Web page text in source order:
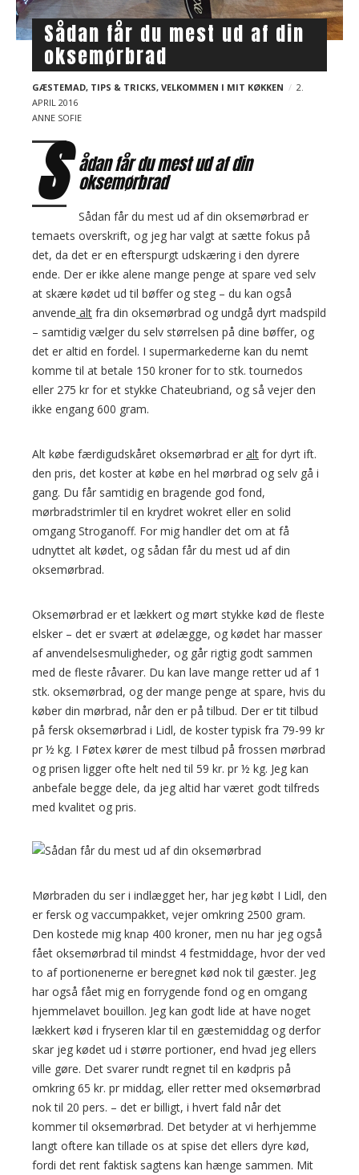
Sådan får du mest ud af din
oksemørbrad
GÆSTEMAD, TIPS & TRICKS, VELKOMMEN I MIT KØKKEN
2.
APRIL 2016
ANNE SOFIE
S ådan får du mest ud af din
oksemørbrad
Sådan får du mest ud af din oksemørbrad er
temaets overskrift, og jeg har valgt at sætte fokus på
det, da det er en efterspurgt udskæring i den dyrere
ende. Der er ikke alene mange penge at spare ved selv
at skære kødet ud til bøffer og steg – du kan også
anvende alt fra din oksemørbrad og undgå dyrt madspild
– samtidig vælger du selv størrelsen på dine bøffer, og
det er altid en fordel. I supermarkederne kan du nemt
komme til at betale 150 kroner for to stk. tournedos
eller 275 kr for et stykke Chateubriand, og så vejer den
ikke engang 600 gram.
Alt købe færdigudskåret oksemørbrad er alt for dyrt ift.
den pris, det koster at købe en hel mørbrad og selv gå i
gang. Du får samtidig en bragende god fond,
mørbradstrimler til en krydret wokret eller en solid
omgang Stroganoff. For mig handler det om at få
udnyttet alt kødet, og sådan får du mest ud af din
oksemørbrad.
Oksemørbrad er et lækkert og mørt stykke kød de fleste
elsker – det er svært at ødelægge, og kødet har masser
af anvendelsesmuligheder, og går rigtig godt sammen
med de fleste råvarer. Du kan lave mange retter ud af 1
stk. oksemørbrad, og der mange penge at spare, hvis du
køber din mørbrad, når den er på tilbud. Der er tit tilbud
på fersk oksemørbrad i Lidl, de koster typisk fra 79-99 kr
pr ½ kg. I Føtex kører de mest tilbud på frossen mørbrad
og prisen ligger ofte helt ned til 59 kr. pr ½ kg. Jeg kan
anbefale begge dele, da jeg altid har været godt tilfreds
med kvalitet og pris.
Mørbraden du ser i indlægget her, har jeg købt I Lidl, den
er fersk og vaccumpakket, vejer omkring 2500 gram.
Den kostede mig knap 400 kroner, men nu har jeg også
fået oksemørbrad til mindst 4 festmiddage, hvor der ved
to af portionenerne er beregnet kød nok til gæster. Jeg
har også fået mig en forrygende fond og en omgang
hjemmelavet bouillon. Jeg kan godt lide at have noget
lækkert kød i fryseren klar til en gæstemiddag og derfor
skar jeg kødet ud i større portioner, end hvad jeg ellers
ville gøre. Det svarer rundt regnet til en kødpris på
omkring 65 kr. pr middag, eller retter med oksemørbrad
nok til 20 pers. – det er billigt, i hvert fald når det
kommer til oksemørbrad. Det betyder at vi herhjemme
langt oftere kan tillade os at spise det ellers dyre kød,
fordi det rent faktisk sagtens kan hænge sammen. Mit